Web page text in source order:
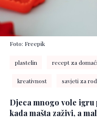
Foto: Freepik
plastelin recept za
kreativnost savjeti za
Djeca mnogo vole
kada mašta zaživi, a